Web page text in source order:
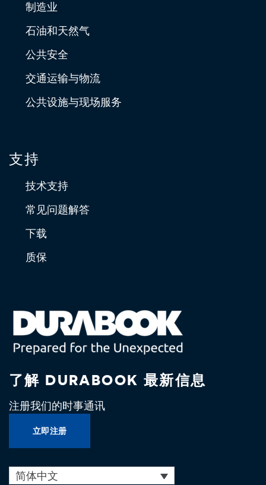
制造业
石油和天然气
公共安全
交通运输与物流
公共设施与现场服务
支持
技术支持
常见问题解答
下载
质保
了解 DURABOOK 最新信息
注册我们的时事通讯
立即注册
简体中文